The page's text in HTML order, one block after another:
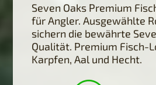
Seven Oaks Premium
für Angler. Ausgewählte
sichern die bewährte
Qualität. Premium Fisch-
Karpfen, Aal und Hecht.